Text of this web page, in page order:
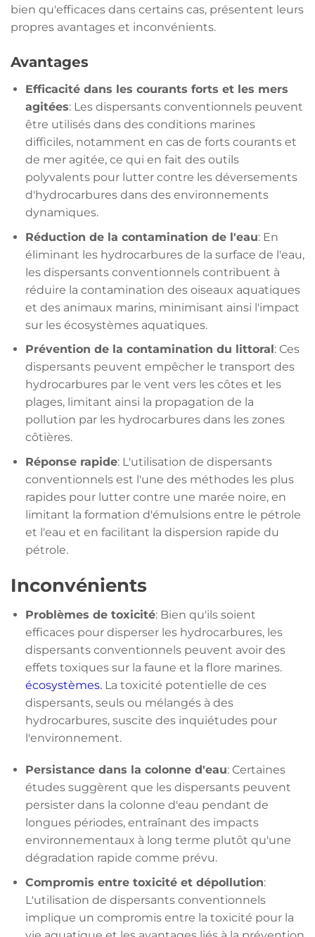
bien qu'efficaces dans certains cas, présentent leurs
propres avantages et inconvénients.
Avantages
Efficacité dans les courants forts et les mers
agitées: Les dispersants conventionnels peuvent
être utilisés dans des conditions marines
difficiles, notamment en cas de forts courants et
de mer agitée, ce qui en fait des outils
polyvalents pour lutter contre les déversements
d'hydrocarbures dans des environnements
dynamiques.
Réduction de la contamination de l'eau: En
éliminant les hydrocarbures de la surface de l'eau,
les dispersants conventionnels contribuent à
réduire la contamination des oiseaux aquatiques
et des animaux marins, minimisant ainsi l'impact
sur les écosystèmes aquatiques.
Prévention de la contamination du littoral : Ces
dispersants peuvent empêcher le transport des
hydrocarbures par le vent vers les côtes et les
plages, limitant ainsi la propagation de la
pollution par les hydrocarbures dans les zones
côtières.
Réponse rapide: L'utilisation de dispersants
conventionnels est l'une des méthodes les plus
rapides pour lutter contre une marée noire, en
limitant la formation d'émulsions entre le pétrole
et l'eau et en facilitant la dispersion rapide du
pétrole.
Inconvénients
Problèmes de toxicité: Bien qu'ils soient
efficaces pour disperser les hydrocarbures, les
dispersants conventionnels peuvent avoir des
effets toxiques sur la faune et la flore marines.
écosystèmes. La toxicité potentielle de ces
dispersants, seuls ou mélangés à des
hydrocarbures, suscite des inquiétudes pour
l'environnement.
Persistance dans la colonne d'eau: Certaines
études suggèrent que les dispersants peuvent
persister dans la colonne d'eau pendant de
longues périodes, entraînant des impacts
environnementaux à long terme plutôt qu'une
dégradation rapide comme prévu.
Compromis entre toxicité et dépollution:
L'utilisation de dispersants conventionnels
implique un compromis entre la toxicité pour la